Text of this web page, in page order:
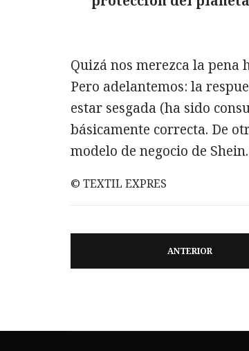
Quizá nos merezca la pena
Pero adelantemos: la
estar sesgada (ha sido
básicamente correcta. De
modelo de negocio de Shein.
© TEXTIL EXPRES
ANTERIOR